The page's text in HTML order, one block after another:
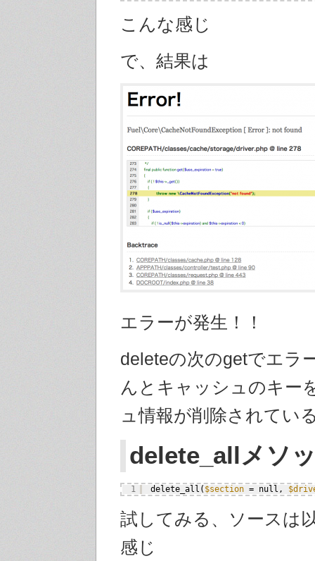
こんな感じ
で、結果は
エラーが発生！！
deleteの次のgetでエラ
んとキャッシュのキー
ュ情報が削除されてい
delete_allメソ
1 delete_all( $section = null,
試してみる、ソースは
感じ